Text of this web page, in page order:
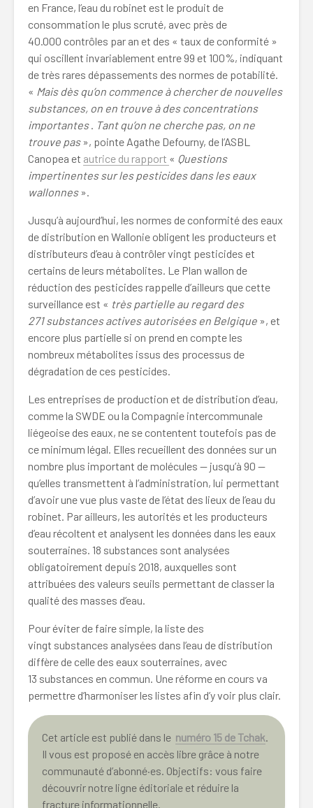
en France, l’eau du robinet est le produit de
consommation le plus scruté, avec près de
40.000 contrôles par an et des « taux de conformité »
qui oscillent invariablement entre 99 et 100%, indiquant
de très rares dépassements des normes de potabilité.
« Mais dès qu’on commence à chercher de nouvelles
substances, on en trouve à des concentrations
importantes. Tant qu’on ne cherche pas, on ne
trouve pas », pointe Agathe Defourny, de l’ASBL
Canopea et autrice du rapport « Questions
impertinentes sur les pesticides dans les eaux
wallonnes».
Jusqu’à aujourd’hui, les normes de conformité des eaux
de distribution en Wallonie obligent les producteurs et
distributeurs d’eau à contrôler vingt pesticides et
certains de leurs métabolites. Le Plan wallon de
réduction des pesticides rappelle d’ailleurs que cette
surveillance est « très partielle au regard des
271 substances actives autorisées en Belgique », et
encore plus partielle si on prend en compte les
nombreux métabolites issus des processus de
dégradation de ces pesticides.
Les entreprises de production et de distribution d’eau,
comme la SWDE ou la Compagnie intercommunale
liégeoise des eaux, ne se contentent toutefois pas de
ce minimum légal. Elles recueillent des données sur un
nombre plus important de molécules — jusqu’à 90 —
qu’elles transmettent à l’administration, lui permettant
d’avoir une vue plus vaste de l’état des lieux de l’eau du
robinet. Par ailleurs, les autorités et les producteurs
d’eau récoltent et analysent les données dans les eaux
souterraines. 18 substances sont analysées
obligatoirement depuis 2018, auxquelles sont
attribuées des valeurs seuils permettant de classer la
qualité des masses d’eau.
Pour éviter de faire simple, la liste des
vingt substances analysées dans l’eau de distribution
diffère de celle des eaux souterraines, avec
13 substances en commun. Une réforme en cours va
permettre d’harmoniser les listes afin d’y voir plus clair.
Cet article est publié dans le numéro 15 de Tchak.
Il vous est proposé en accès libre grâce à notre
communauté d’abonné·es. Objectifs: vous faire
découvrir notre ligne éditoriale et réduire la
fracture informationnelle.